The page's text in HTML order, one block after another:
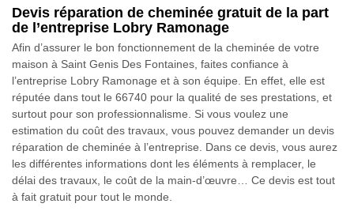
Devis réparation de cheminée gratuit de la part
de l’entreprise Lobry Ramonage
Afin d’assurer le bon fonctionnement de la cheminée de votre
maison à Saint Genis Des Fontaines, faites confiance à
l’entreprise Lobry Ramonage et à son équipe. En effet, elle est
réputée dans tout le 66740 pour la qualité de ses prestations, et
surtout pour son professionnalisme. Si vous voulez une
estimation du coût des travaux, vous pouvez demander un devis
réparation de cheminée à l’entreprise. Dans ce devis, vous aurez
les différentes informations dont les éléments à remplacer, le
délai des travaux, le coût de la main-d’œuvre… Ce devis est tout
à fait gratuit pour tout le monde.